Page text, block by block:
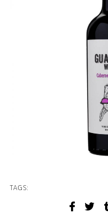
TAGS: